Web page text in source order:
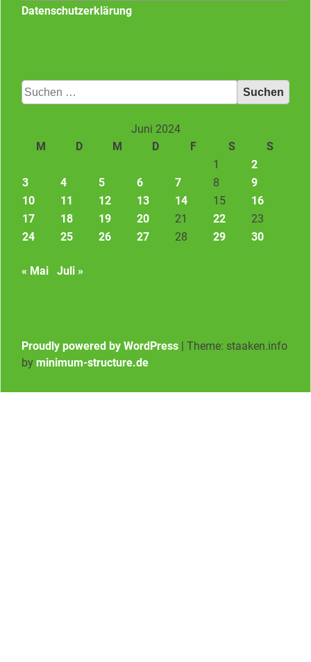
Datenschutzerklärung
Suchen
nach:
Juni 2024
M
D M D F S
S
1
2
3
4 5 6 7 8
9
10
11 12 13 14 15
16
17
18 19 20 21 22
23
24
25 26 27 28 29 30
« Mai Juli »
Proudly powered by WordPress
Theme: staaken.info
by minimum-structure.de